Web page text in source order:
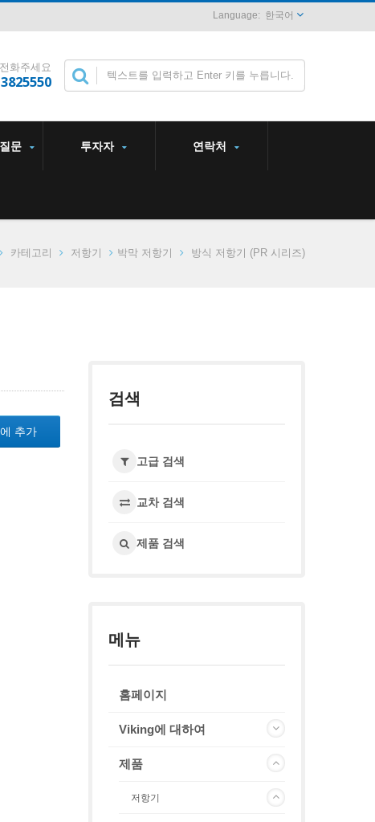
한국어
전화주세요
문 투자자 연락처
카테고리 저항기 박막 저항기 방식 저항기 (PR 시리즈)
추가
검색
고급 검색
교차 검색
제품 검색
메뉴
홈페이지
Viking에 대하여
제품
저항기